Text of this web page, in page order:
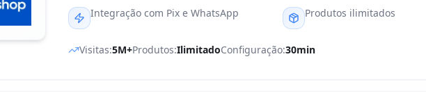
Integração com Pix e WhatsApp Produtos ilimitados
Visitas:5M+Produtos:IlimitadoConfiguração:30min